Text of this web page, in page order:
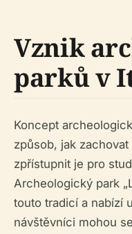
Vznik
parků v
Koncept
způsob, jak
zpřístupnit je pro
Archeologický park
touto tradicí a nabízí
návštěvníci mohou